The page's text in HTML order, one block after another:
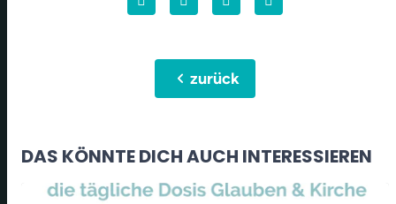
chevron_leftzurück
DAS KÖNNTE DICH AUCH INTERESSIEREN